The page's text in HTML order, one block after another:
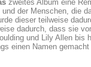
zweites Album eine
der Menschen, die
dieser teilweise
dadurch, dass sie
und Lily Allen bis
einen Namen